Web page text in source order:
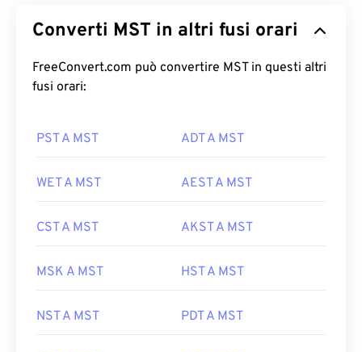
Converti MST in altri fusi orari
FreeConvert.com può convertire MST in questi altri
fusi orari:
PST A MST ADT A MST
WET A MST AEST A MST
CST A MST AKST A MST
MSK A MST HST A MST
NST A MST PDT A MST